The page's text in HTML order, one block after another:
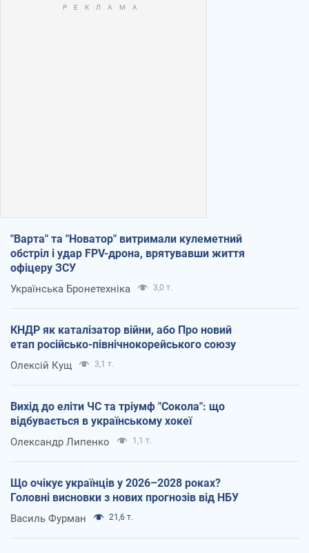
"Варта" та "Новатор" витримали кулеметний
обстріл і удар FPV-дрона, врятувавши життя
офіцеру ЗСУ
Українська Бронетехніка 3,0 т.
КНДР як каталізатор війни, або Про новий
етап російсько-північнокорейського союзу
Олексій Кущ 3,1 т.
Вихід до еліти ЧС та тріумф "Сокола": що
відбувається в українському хокеї
Олександр Липенко 1,1 т.
Що очікує українців у 2026–2028 роках?
Головні висновки з нових прогнозів від НБУ
Василь Фурман 21,6 т.